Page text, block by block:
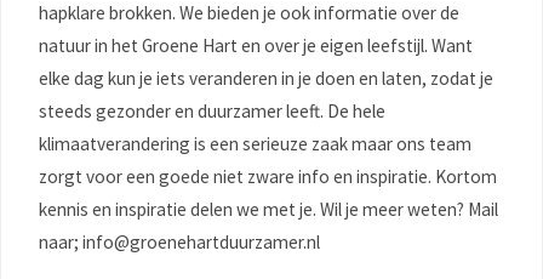
hapklare brokken. We bieden je ook informatie over de
natuur in het Groene Hart en over je eigen leefstijl. Want
elke dag kun je iets veranderen in je doen en laten, zodat je
steeds gezonder en duurzamer leeft. De hele
klimaatverandering is een serieuze zaak maar ons team
zorgt voor een goede niet zware info en inspiratie. Kortom
kennis en inspiratie delen we met je. Wil je meer weten? Mail
naar; info@groenehartduurzamer.nl